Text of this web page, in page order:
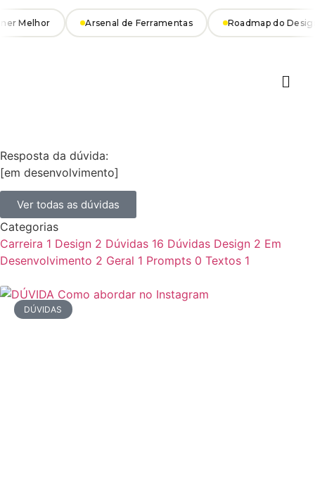
Melhor Arsenal de Ferramentas Roadmap do
Resposta da dúvida:
[em desenvolvimento]
Ver todas as dúvidas
Categorias
Carreira 1 Design 2 Dúvidas 16 Dúvidas Design 2 Em
Desenvolvimento 2 Geral 1 Prompts 0 Textos 1
DÚVIDAS